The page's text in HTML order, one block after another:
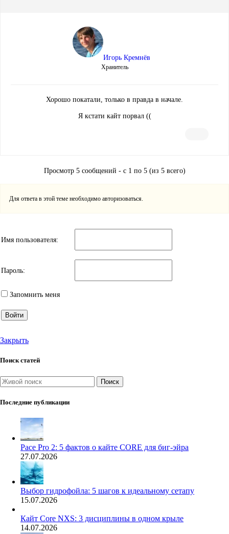
Игорь Кремнёв
Хранитель
Хорошо покатали, только в правда в начале.
Я кстати кайт порвал ((
Просмотр 5 сообщений - с 1 по 5 (из 5 всего)
Для ответа в этой теме необходимо авторизоваться.
Имя пользователя:
Пароль:
Запомнить меня
Войти
Закрыть
Поиск статей
Поиск
Последние публикации
Pace Pro 2: 5 фактов о кайте CORE для биг-эйра
27.07.2026
Выбор гидрофойла: 5 шагов к идеальному сетапу
15.07.2026
Кайт Core NXS: 3 дисциплины в одном крыле
14.07.2026